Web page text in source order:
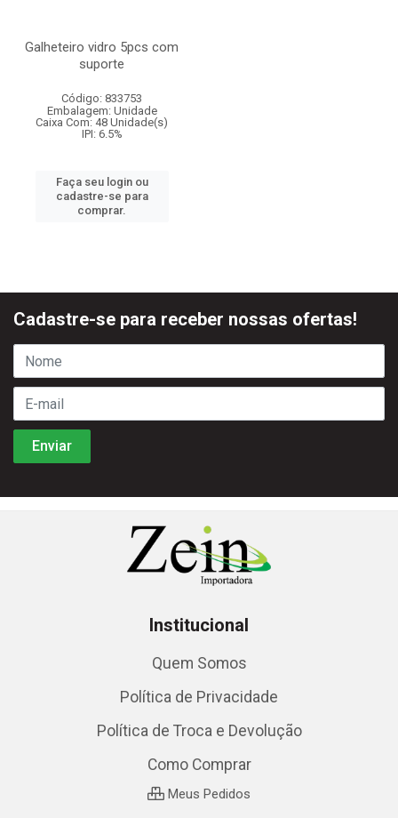
Galheteiro vidro 5pcs com
suporte
Código: 833753
Embalagem: Unidade
Caixa Com: 48 Unidade(s)
IPI: 6.5%
Faça seu login ou
cadastre-se para
comprar.
Cadastre-se para receber nossas ofertas!
Institucional
Quem Somos
Política de Privacidade
Política de Troca e Devolução
Como Comprar
Meus Pedidos